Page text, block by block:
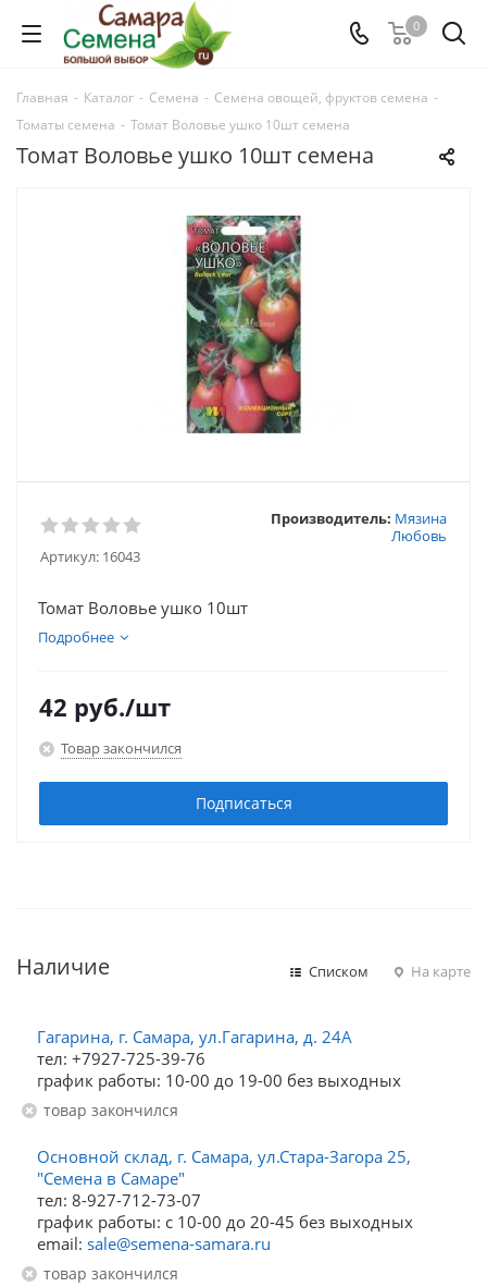
0
Главная - Каталог - Семена - Семена овощей, фруктов семена -
Томаты семена - Томат Воловье ушко 10шт семена
Томат Воловье ушко 10шт семена
Артикул: 16043
Производитель: Мязина
Любовь
Томат Воловье ушко 10шт
Подробнее
42 руб./шт
Товар закончился
Подписаться
Наличие Списком На карте
Гагарина, г. Самара, ул.Гагарина, д. 24А
тел: +7927-725-39-76
график работы: 10-00 до 19-00 без выходных
Товар закончился
Основной склад, г. Самара, ул.Стара-Загора 25,
"Семена в Самаре"
тел: 8-927-712-73-07
график работы: с 10-00 до 20-45 без выходных
email: sale@semena-samara.ru
Товар закончился